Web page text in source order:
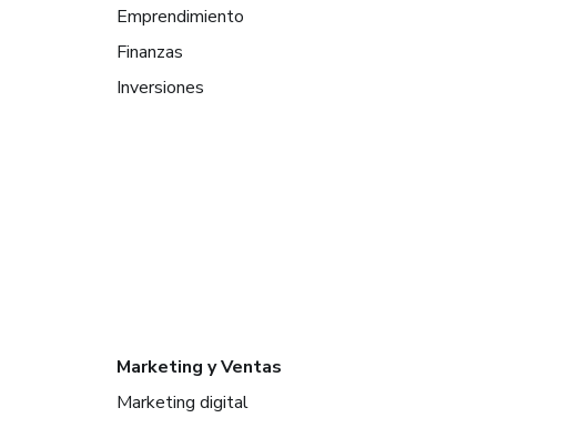
Emprendimiento
Finanzas
Inversiones
Marketing y Ventas
Marketing digital